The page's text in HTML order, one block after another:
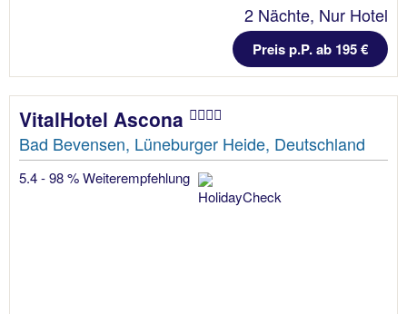
2 Nächte, Nur Hotel
Preis p.P. ab 195 €
VitalHotel Ascona
Bad Bevensen, Lüneburger Heide, Deutschland
5.4 - 98 % Weiterempfehlung